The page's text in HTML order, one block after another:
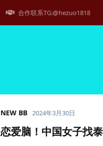
合作联系TG:@hezuo1818
NEW BB 2024年3月30日
恋爱脑！中国女子找